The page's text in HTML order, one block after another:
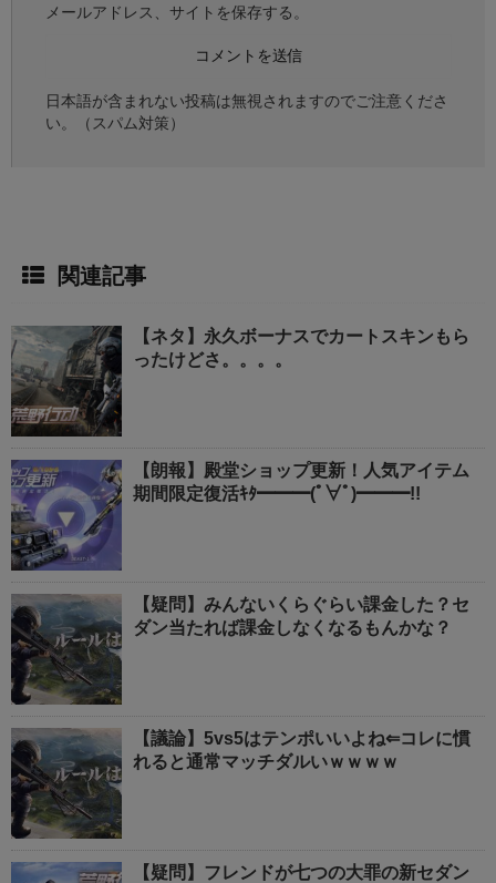
メールアドレス、サイトを保存する。
日本語が含まれない投稿は無視されますのでご注意くださ
い。（スパム対策）
関連記事
【ネタ】永久ボーナスでカートスキンもら
ったけどさ。。。。
【朗報】殿堂ショップ更新！人気アイテム
期間限定復活ｷﾀ━━━(ﾟ∀ﾟ)━━━!!
【疑問】みんないくらぐらい課金した？セ
ダン当たれば課金しなくなるもんかな？
【議論】5vs5はテンポいいよね⇐コレに慣
れると通常マッチダルいｗｗｗｗ
【疑問】フレンドが七つの大罪の新セダン